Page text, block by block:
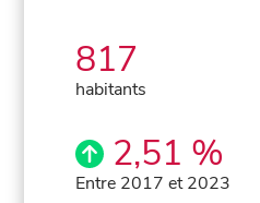
817
habitants
2,51 %
Entre 2017 et 2023